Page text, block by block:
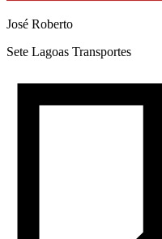
José Roberto
Sete Lagoas Transportes